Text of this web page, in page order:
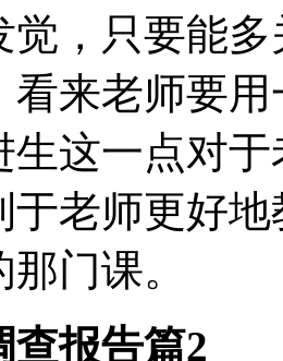
觉，只要能
看来老师要
生这一点对
于老师更好
门课。
查报告篇2